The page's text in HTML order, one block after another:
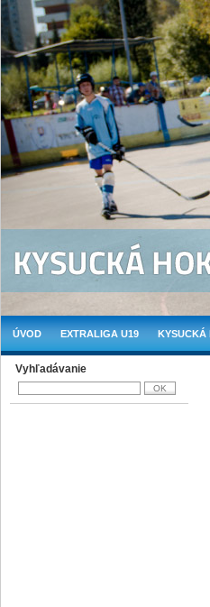
ÚVOD EXTRALIGA U19 KYSUCKÁ
Vyhľadávanie